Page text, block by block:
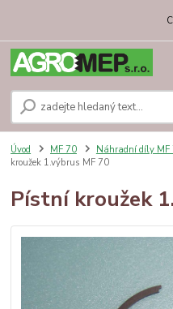
Úvod MF 70 Náhradní díly MF
kroužek 1.výbrus MF 70
Pístní kroužek